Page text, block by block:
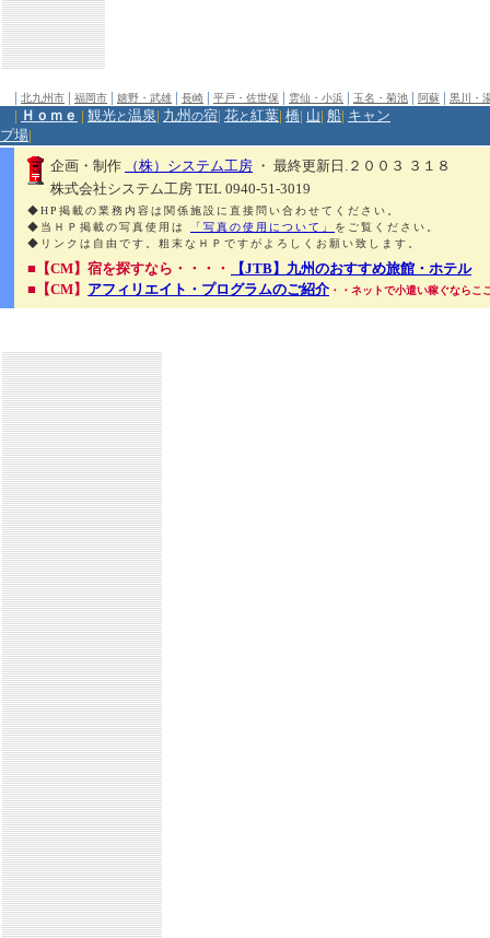
| 北九州市 | 福岡市 | 嬉野・武雄 | 長崎 | 平戸・佐世保 | 雲仙・小浜 | 玉名・菊池 | 阿蘇 | 黒川・
| Ｈｏｍｅ | 観光と温泉| 九州 の宿| 花と紅葉| 橋| 山| 船| キャン
プ場|
企画・制作
（株）システム工房 ・ 最終更新日.２００３ ３１８
株式会社システム工房 TEL 0940-51-3019
◆HP掲載の業務内容は関係施設に直接問い合わせてください。
◆当ＨＰ掲載の写真使用は
「写真の使用について」 をご覧ください。
◆リンクは自由です。粗末なＨＰですがよろしくお願い致します。
■【CM】宿を探すなら・・・・
【JTB】九州のおすすめ旅館・ホテル
■【CM】 アフィリエイト・プログラムのご紹介 ・・ネットで小遣い稼ぐならこ